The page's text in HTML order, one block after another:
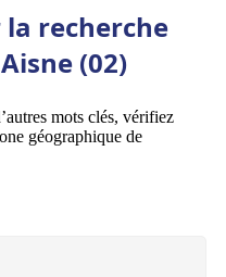
recherche
(02)
mots clés, vérifiez
géographique de